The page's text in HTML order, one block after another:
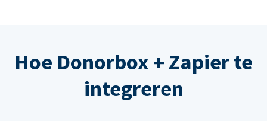
Hoe Donorbox + Zapier te
integreren